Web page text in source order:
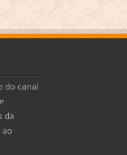
do canal
da